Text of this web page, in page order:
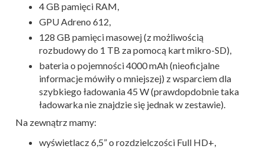
4 GB pamięci RAM,
GPU Adreno 612,
128 GB pamięci masowej (z możliwością
rozbudowy do 1 TB za pomocą kart mikro-SD),
bateria o pojemności 4000 mAh (nieoficjalne
informacje mówiły o mniejszej) z wsparciem dla
szybkiego ładowania 45 W (prawdopdobnie taka
ładowarka nie znajdzie się jednak w zestawie).
Na zewnątrz mamy:
wyświetlacz 6,5” o rozdzielczości Full HD+,